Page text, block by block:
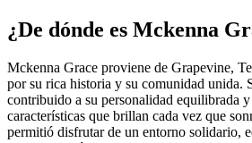
¿De dónde es Mckenna
Mckenna Grace proviene de Grapevine,
por su rica historia y su comunidad unida.
contribuido a su personalidad equilibrada
características que brillan cada vez que
permitió disfrutar de un entorno solidario,